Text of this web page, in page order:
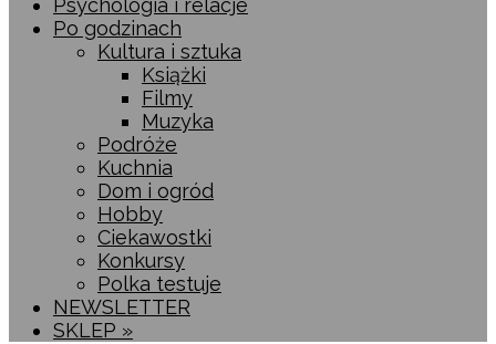
Psychologia i relacje
Po godzinach
Kultura i sztuka
Książki
Filmy
Muzyka
Podróże
Kuchnia
Dom i ogród
Hobby
Ciekawostki
Konkursy
Polka testuje
NEWSLETTER
SKLEP »